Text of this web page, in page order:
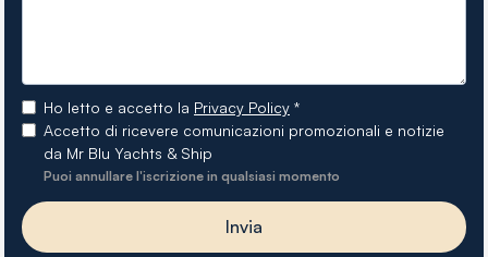
Ho letto e accetto la Privacy Policy *
Accetto di ricevere comunicazioni promozionali e notizie
da Mr Blu Yachts & Ship
Puoi annullare l'iscrizione in qualsiasi momento